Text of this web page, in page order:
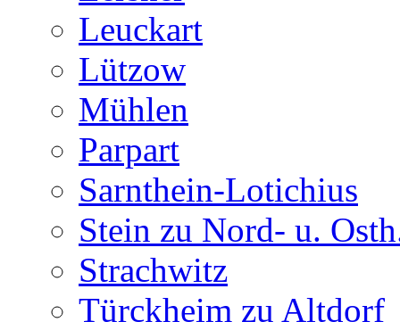
Leuckart
Lützow
Mühlen
Parpart
Sarnthein-Lotichius
Stein zu Nord- u.
Strachwitz
Türckheim zu Altdorf